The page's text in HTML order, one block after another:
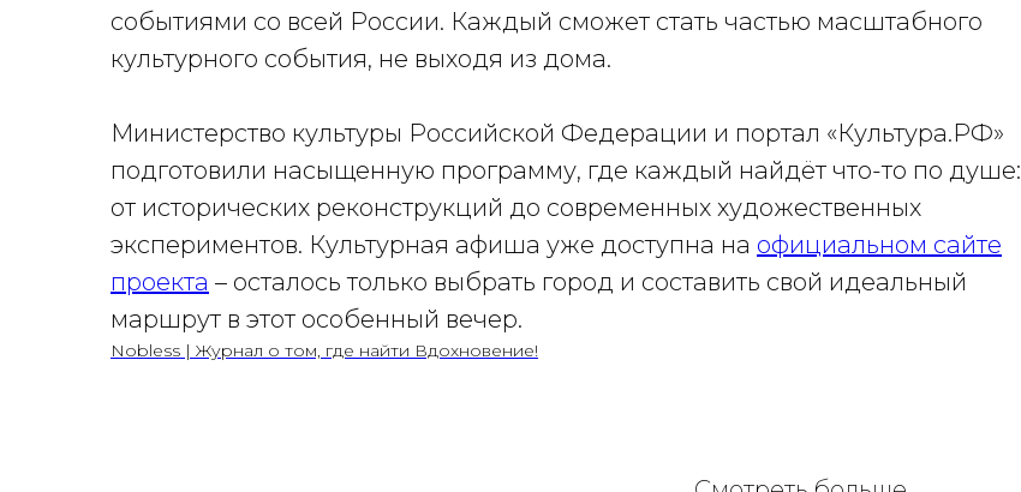
событиями со всей России. Каждый сможет стать частью масштабного
культурного события, не выходя из дома.
Министерство культуры Российской Федерации и портал «Культура.РФ»
подготовили насыщенную программу, где каждый найдёт что-то по душе:
от исторических реконструкций до современных художественных
экспериментов. Культурная афиша уже доступна на официальном сайте
проекта – осталось только выбрать город и составить свой идеальный
маршрут в этот особенный вечер.
Nobless | Журнал о том, где найти Вдохновение!